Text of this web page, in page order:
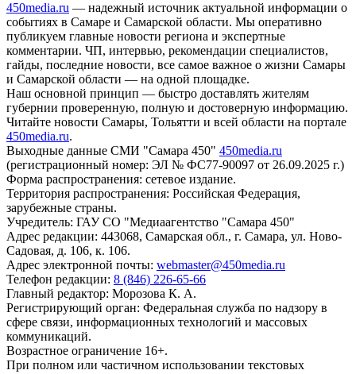
450media.ru — надежный источник актуальной информации о
событиях в Самаре и Самарской области. Мы оперативно
публикуем главные новости региона и экспертные
комментарии. ЧП, интервью, рекомендации специалистов,
гайды, последние новости, все самое важное о жизни Самары
и Самарской области — на одной площадке.
Наш основной принцип — быстро доставлять жителям
губернии проверенную, полную и достоверную информацию.
Читайте новости Самары, Тольятти и всей области на портале
450media.ru.
Выходные данные СМИ "Самара 450" 450media.ru
(регистрационный номер: ЭЛ № ФС77-90097 от 26.09.2025 г.)
Форма распространения: сетевое издание.
Территория распространения: Российская Федерация,
зарубежные страны.
Учредитель: ГАУ СО "Медиаагентство "Самара 450"
Адрес редакции: 443068, Самарская обл., г. Самара, ул. Ново-
Садовая, д. 106, к. 106.
Адрес электронной почты: webmaster@450media.ru
Телефон редакции: 8 (846) 226-65-66
Главный редактор: Морозова К. А.
Регистрирующий орган: Федеральная служба по надзору в
сфере связи, информационных технологий и массовых
коммуникаций.
Возрастное ограничение 16+.
При полном или частичном использовании текстовых